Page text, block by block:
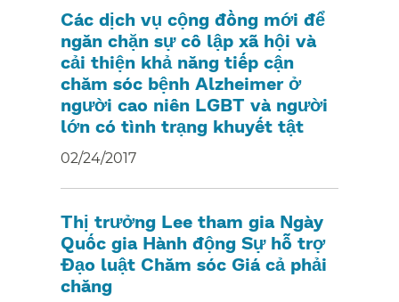
Các dịch vụ cộng đồng mới để
ngăn chặn sự cô lập xã hội và
cải thiện khả năng tiếp cận
chăm sóc bệnh Alzheimer ở
người cao niên LGBT và người
lớn có tình trạng khuyết tật​​
02/24/2017
Thị trưởng Lee tham gia Ngày
Quốc gia Hành động Sự hỗ trợ
Đạo luật Chăm sóc Giá cả phải
chăng​​